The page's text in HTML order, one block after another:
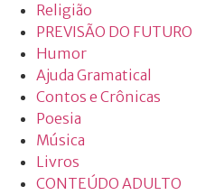
Religião
PREVISÃO DO FUTURO
Humor
Ajuda Gramatical
Contos e Crônicas
Poesia
Música
Livros
CONTEÚDO ADULTO